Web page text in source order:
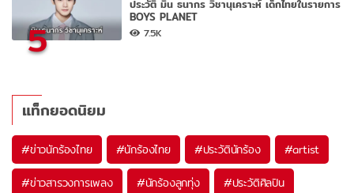
5
ประวัติ มิน ธนากร วิชานุเคราะห์ เด็กไทยในรายการ
BOYS PLANET
7.5K
แท็กยอดนิยม
#ข่าวนักร้องไทย #นักร้องไทย #ประวัตินักร้อง #artist
#ข่าวสารวงการเพลง #นักร้องลูกทุ่ง #ประวัติศิลปิน